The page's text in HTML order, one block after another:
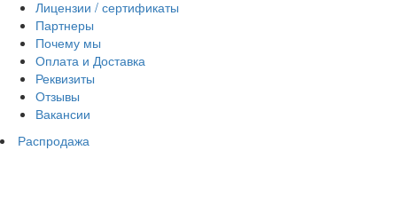
Лицензии / сертификаты
Партнеры
Почему мы
Оплата и Доставка
Реквизиты
Отзывы
Вакансии
Распродажа